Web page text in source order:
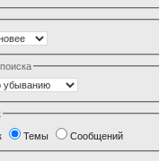
Темы Сообщений